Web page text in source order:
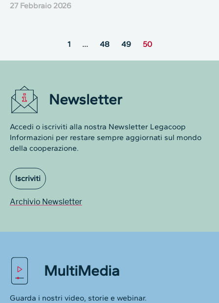
27 Febbraio 2026
1 … 48 49 50
Newsletter
Accedi o iscriviti alla nostra Newsletter Legacoop
Informazioni per restare sempre aggiornati sul mondo
della cooperazione.
Iscriviti
Archivio Newsletter
MultiMedia
Guarda i nostri video, storie e webinar.